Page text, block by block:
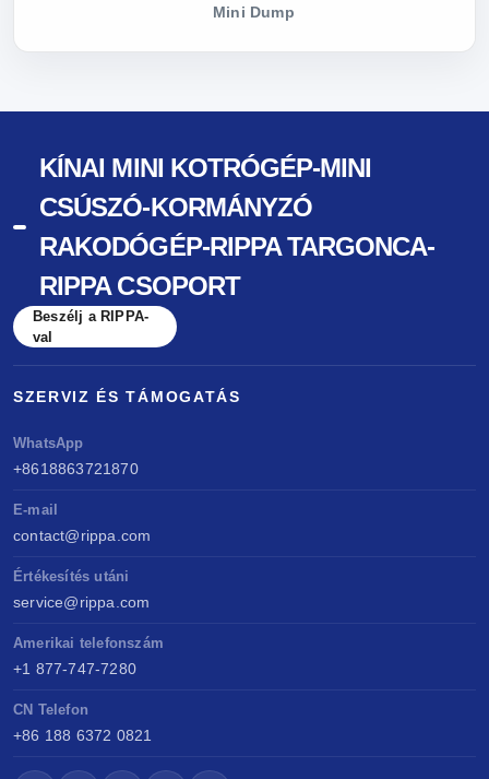
Mini Dump
KÍNAI MINI KOTRÓGÉP-MINI
CSÚSZÓ-KORMÁNYZÓ
RAKODÓGÉP-RIPPA TARGONCA-
RIPPA CSOPORT
Beszélj a RIPPA-
val
SZERVIZ ÉS TÁMOGATÁS
WhatsApp
+8618863721870
E-mail
contact@rippa.com
Értékesítés utáni
service@rippa.com
Amerikai telefonszám
+1 877-747-7280
CN Telefon
+86 188 6372 0821